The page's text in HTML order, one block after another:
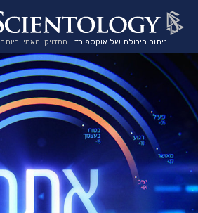
ניתוח היכולת של אוקספורד המדויק והאמין ביותר